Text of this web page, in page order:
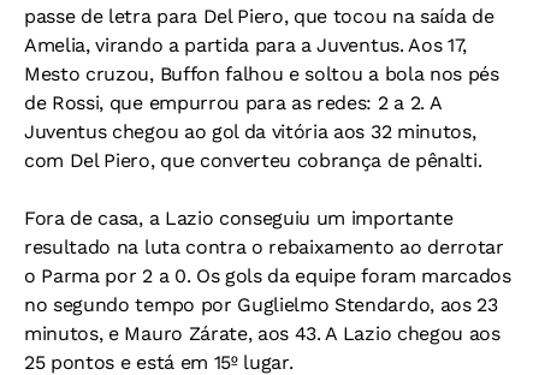
passe de letra para Del Piero, que tocou na saída de
Amelia, virando a partida para a Juventus. Aos 17,
Mesto cruzou, Buffon falhou e soltou a bola nos pés
de Rossi, que empurrou para as redes: 2 a 2. A
Juventus chegou ao gol da vitória aos 32 minutos,
com Del Piero, que converteu cobrança de pênalti.
Fora de casa, a Lazio conseguiu um importante
resultado na luta contra o rebaixamento ao derrotar
o Parma por 2 a 0. Os gols da equipe foram marcados
no segundo tempo por Guglielmo Stendardo, aos 23
minutos, e Mauro Zárate, aos 43. A Lazio chegou aos
25 pontos e está em 15º lugar.